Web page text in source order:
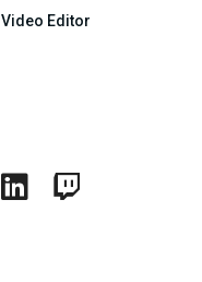
Video Editor